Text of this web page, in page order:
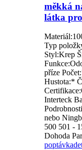
měkká
látka
Typ
Styl:Krep
příze
Hustota:*
Interteck
nebo
500 501 -
Dohoda
poptávka